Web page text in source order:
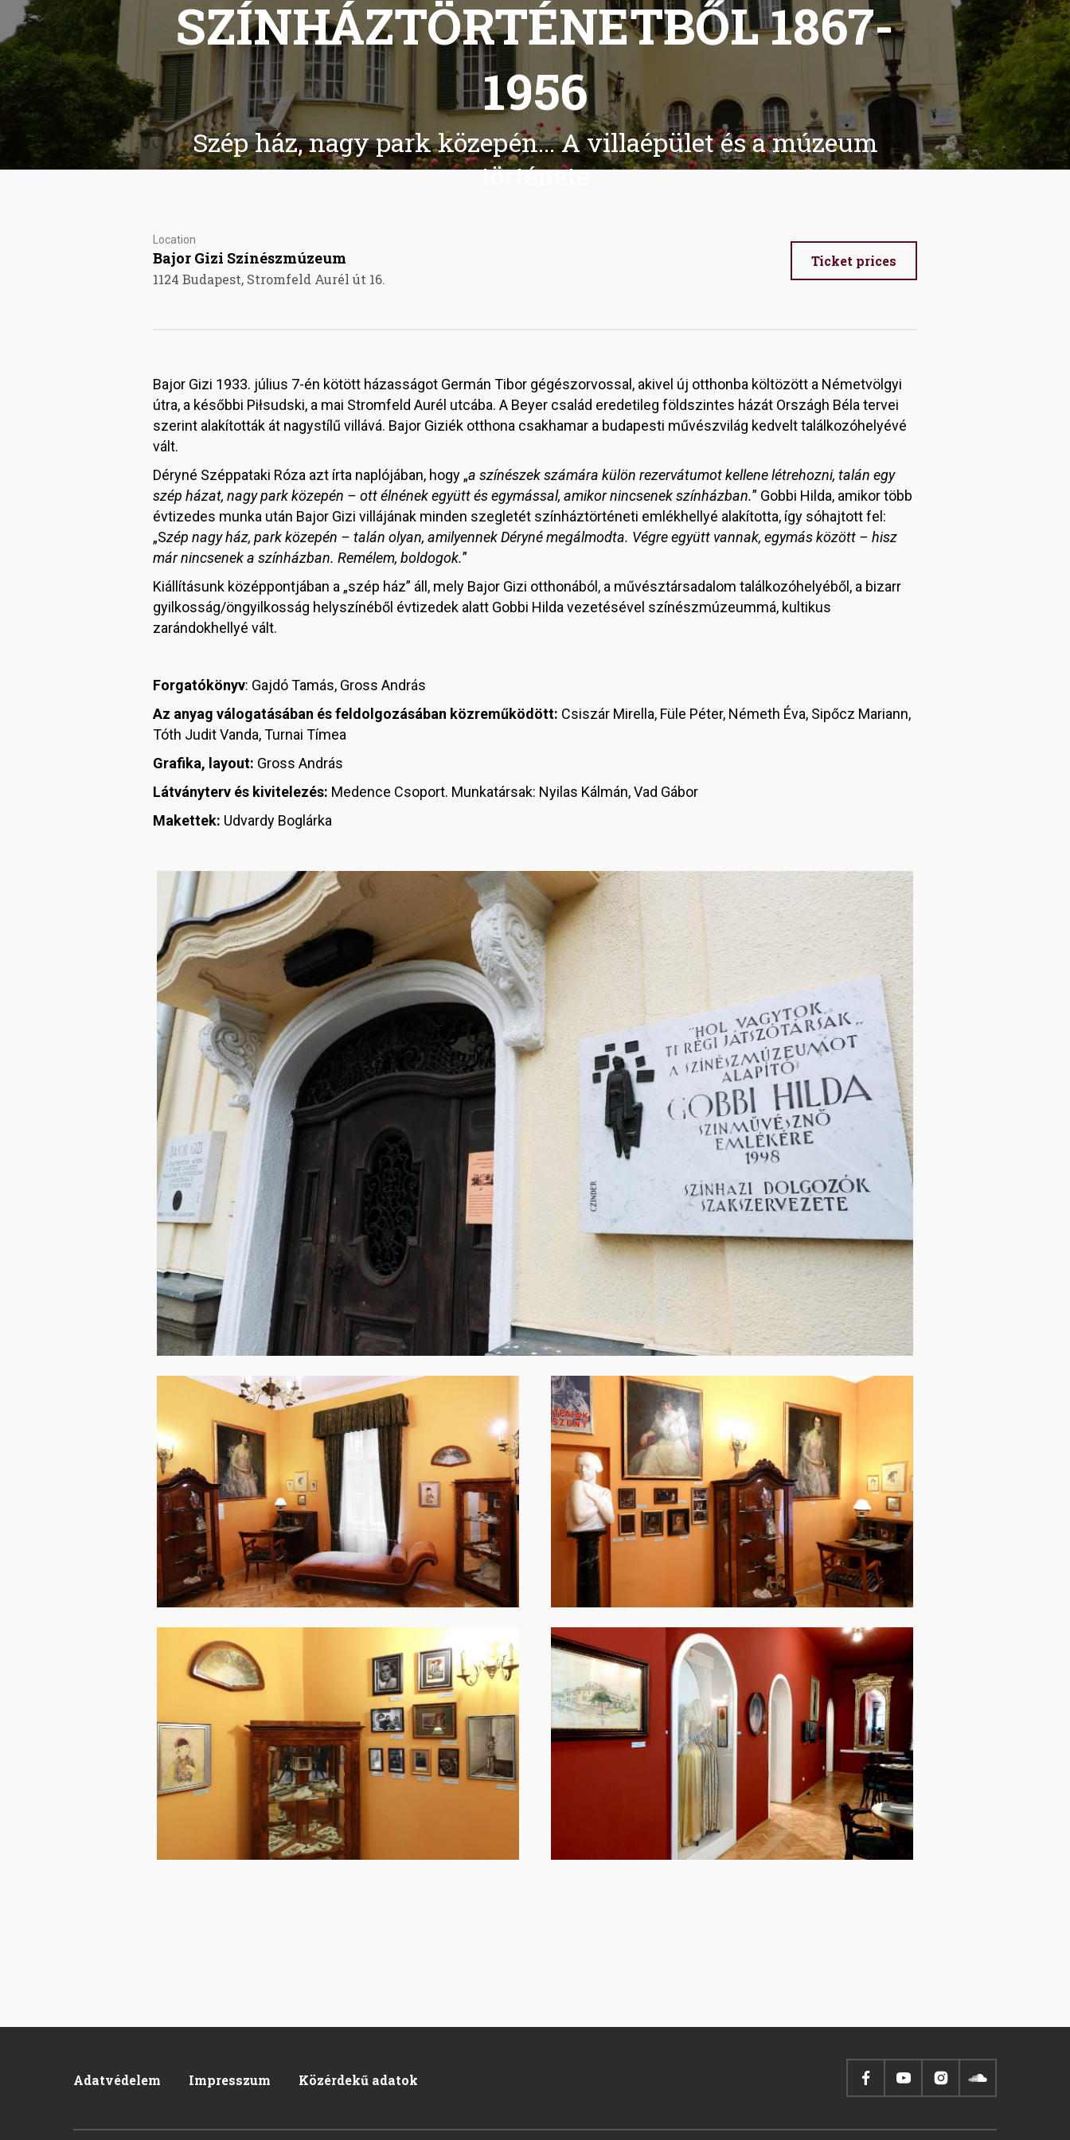
SZÍNHÁZTÖRTÉNETBŐL 1867-
1956
Szép ház, nagy park közepén... A villaépület és a múzeum
története
Location
Bajor Gizi Színészmúzeum
1124 Budapest, Stromfeld Aurél út 16.
Ticket prices
Bajor Gizi 1933. július 7-én kötött házasságot Germán Tibor gégészorvossal, akivel új otthonba költözött a Németvölgyi
útra, a későbbi Piłsudski, a mai Stromfeld Aurél utcába. A Beyer család eredetileg földszintes házát Országh Béla tervei
szerint alakították át nagystílű villává. Bajor Giziék otthona csakhamar a budapesti művészvilág kedvelt találkozóhelyévé
vált.
Déryné Széppataki Róza azt írta naplójában, hogy „a színészek számára külön rezervátumot kellene létrehozni, talán egy
szép házat, nagy park közepén – ott élnének együtt és egymással, amikor nincsenek színházban.” Gobbi Hilda, amikor több
évtizedes munka után Bajor Gizi villájának minden szegletét színháztörténeti emlékhellyé alakította, így sóhajtott fel:
„Szép nagy ház, park közepén – talán olyan, amilyennek Déryné megálmodta. Végre együtt vannak, egymás között – hisz
már nincsenek a színházban. Remélem, boldogok.”
Kiállításunk középpontjában a „szép ház” áll, mely Bajor Gizi otthonából, a művésztársadalom találkozóhelyéből, a bizarr
gyilkosság/öngyilkosság helyszínéből évtizedek alatt Gobbi Hilda vezetésével színészmúzeummá, kultikus
zarándokhellyé vált.
Forgatókönyv: Gajdó Tamás, Gross András
Az anyag válogatásában és feldolgozásában közreműködött: Csiszár Mirella, Füle Péter, Németh Éva, Sipőcz Mariann,
Tóth Judit Vanda, Turnai Tímea
Grafika, layout: Gross András
Látványterv és kivitelezés: Medence Csoport. Munkatársak: Nyilas Kálmán, Vad Gábor
Makettek: Udvardy Boglárka
Adatvédelem Impresszum Közérdekű adatok